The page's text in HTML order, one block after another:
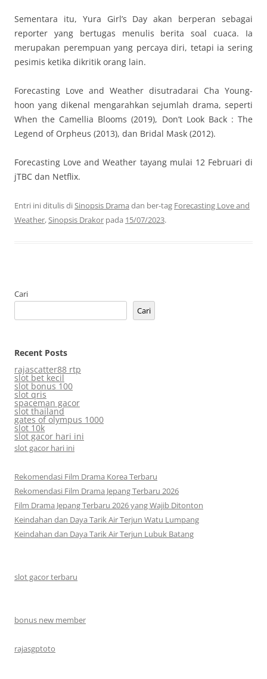
Sementara itu, Yura Girl’s Day akan berperan sebagai
reporter yang bertugas menulis berita soal cuaca. Ia
merupakan perempuan yang percaya diri, tetapi ia sering
pesimis ketika dikritik orang lain.
Forecasting Love and Weather disutradarai Cha Young-
hoon yang dikenal mengarahkan sejumlah drama, seperti
When the Camellia Blooms (2019), Don’t Look Back : The
Legend of Orpheus (2013), dan Bridal Mask (2012).
Forecasting Love and Weather tayang mulai 12 Februari di
jTBC dan Netflix.
Entri ini ditulis diSinopsis Drama dan ber-tag Forecasting Love and
Weather,Sinopsis Drakor pada 15/07/2023.
Cari
Cari
Recent Posts
rajascatter88 rtp
slot bet kecil
slot bonus 100
slot qris
spaceman gacor
slot thailand
gates of olympus 1000
slot 10k
slot gacor hari ini
slot gacor hari ini
Rekomendasi Film Drama Korea Terbaru
Rekomendasi Film Drama Jepang Terbaru 2026
Film Drama Jepang Terbaru 2026 yang Wajib Ditonton
Keindahan dan Daya Tarik Air Terjun Watu Lumpang
Keindahan dan Daya Tarik Air Terjun Lubuk Batang
slot gacor terbaru
bonus new member
rajasgptoto